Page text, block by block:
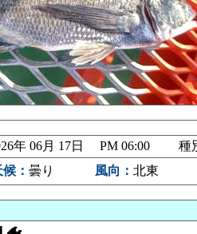
年 06月 17日 PM 06:00 種
： 曇り 風向： 北東